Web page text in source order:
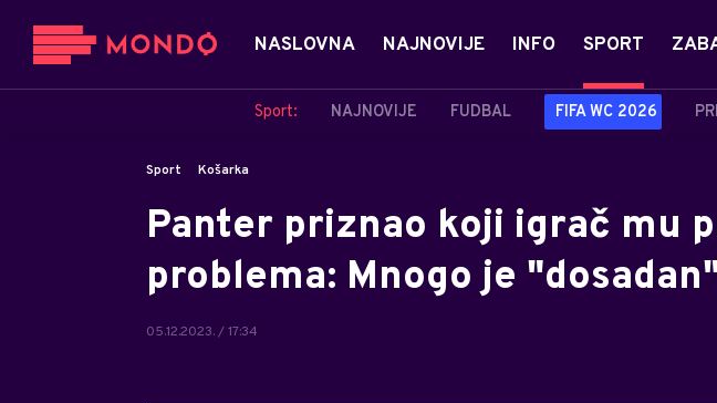
NASLOVNA NAJNOVIJE INFO SPORT
Sport: NAJNOVIJE FUDBAL FIFA WC 2026
Sport Košarka
Panter priznao koji igrač mu
problema: Mnogo je
05.12.2023. / 17:34